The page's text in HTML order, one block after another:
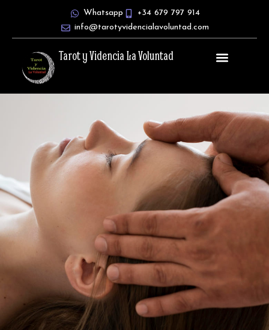
Whatsapp
+34 679 797 914
info@tarotyvidencialavoluntad.com
Tarot y Videncia La Voluntad